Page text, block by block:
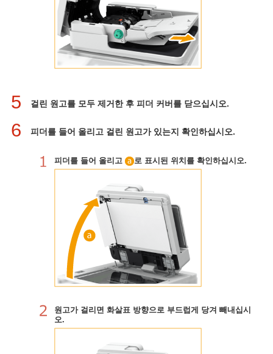
5 걸린 원고를 모두 제거한 후 피더 커버를 닫으십시오.
6 피더를 들어 올리고 걸린 원고가 있는지 확인하십시오.
피더를 들어 올리고 로 표시된 위치를 확인하십시오.
원고가 걸리면 화살표 방향으로 부드럽게 당겨 빼내십시
오.